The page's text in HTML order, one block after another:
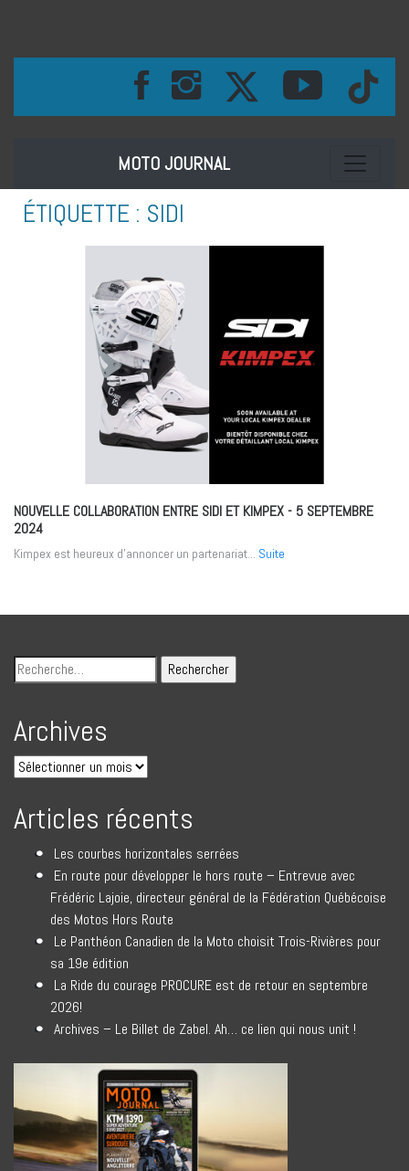
MOTO JOURNAL Toggle
ÉTIQUETTE : SIDI
NOUVELLE COLLABORATION ENTRE SIDI ET KIMPEX- 5 SEPTEMBRE
2024
Kimpex est heureux d'annoncer un partenariat... Suite
Archives
Articles récents
Les courbes horizontales serrées
En route pour développer le hors route – Entrevue avec
Frédéric Lajoie, directeur général de la Fédération Québécoise
des Motos Hors Route
Le Panthéon Canadien de la Moto choisit Trois-Rivières pour
sa 19e édition
La Ride du courage PROCURE est de retour en septembre
2026!
Archives – Le Billet de Zabel. Ah… ce lien qui nous unit !